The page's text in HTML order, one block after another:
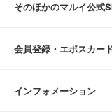
そのほかのマルイ公式
会員登録・エポスカー
インフォメーション